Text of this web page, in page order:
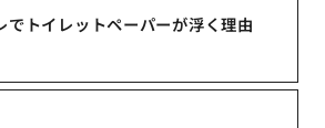
でトイレットペーパーが浮く理由